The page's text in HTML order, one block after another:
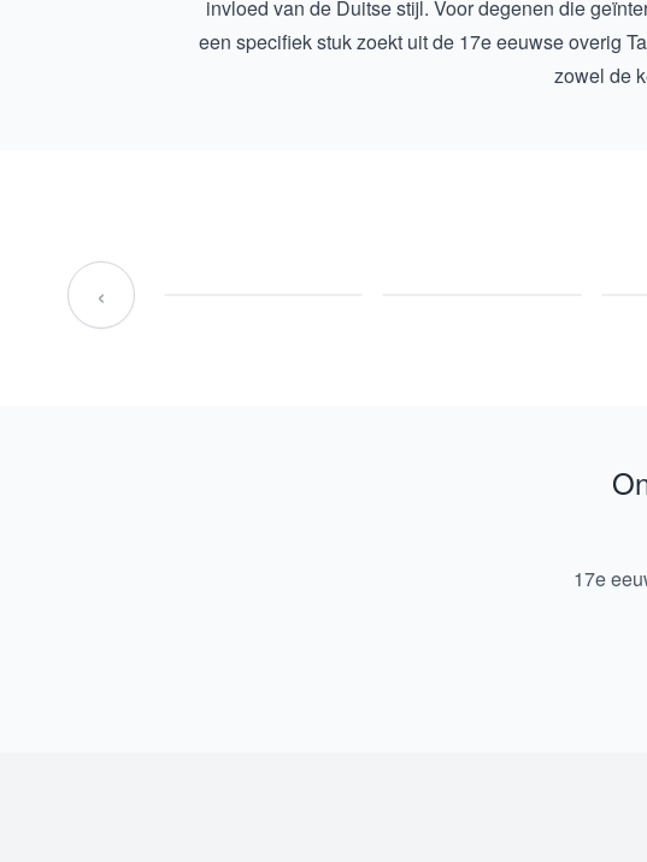
invloed van de Duitse stijl. Voor degenen die
een specifiek stuk zoekt uit de 17e eeuwse overig
zowel de
‹
17e